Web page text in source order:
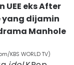
UEE eks After
yang dijamin
Manhole
KBS WORLD TV)